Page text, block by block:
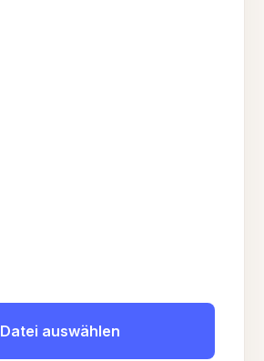
Datei auswählen